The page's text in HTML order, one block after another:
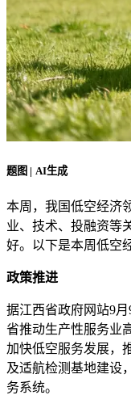
题图 | AI生成
本周，我国低空经济
业、技术、投融资等
好。以下是本周低空
政策推进
据江西省政府网站9
省推动生产性服务业
加快低空服务发展，
及适航检测基地建设
务系统。